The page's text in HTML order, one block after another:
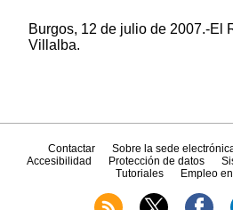
Burgos, 12 de julio de 2007.-El
Villalba.
Contactar Sobre la sede
Accesibilidad
Protección de datos
Tutoriales
Empleo